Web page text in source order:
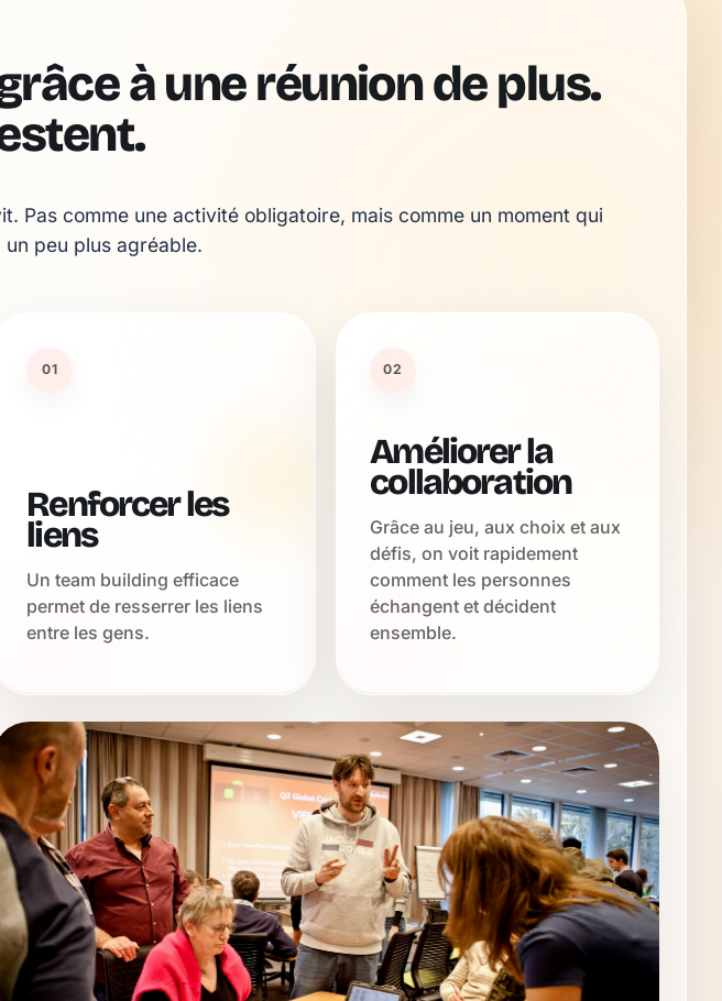
à une réunion de plus.
Pas comme une activité obligatoire, mais comme un moment qui
peu plus agréable.
01
Renforcer les
liens
Un team building efficace
permet de resserrer les liens
entre les gens.
02
Améliorer la
collaboration
Grâce au jeu, aux choix et aux
défis, on voit rapidement
comment les personnes
échangent et décident
ensemble.